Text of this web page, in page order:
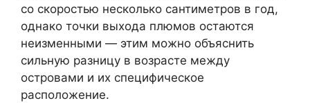
со скоростью несколько сантиметров в год,
однако точки выхода плюмов остаются
неизменными — этим можно объяснить
сильную разницу в возрасте между
островами и их специфическое
расположение.